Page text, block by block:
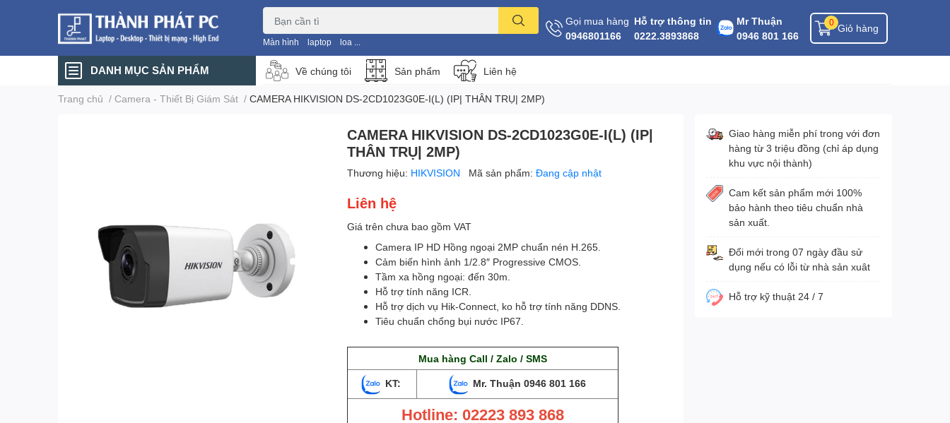
Màn hình laptop loa ...
Gọi mua hàng
0946801166
Hỗ trợ thông tin
0222.3893868
Mr Thuận
0946 801 166
Giỏ hàng
0
DANH MỤC SẢN PHẨM Về chúng tôi Sản phẩm Liên hệ
Trang chủ / Camera - Thiết Bị Giám Sát / CAMERA HIKVISION DS-2CD1023G0E-I(L) (IP| THÂN TRỤ| 2MP)
CAMERA HIKVISION DS-2CD1023G0E-I(L) (IP|
THÂN TRỤ| 2MP)
Thương hiệu: HIKVISION Mã sản phẩm:Đang cập nhật
Liên hệ
Giá trên chưa bao gồm VAT
Camera IP HD Hồng ngoại 2MP chuẩn nén H.265.
Cảm biến hình ảnh 1/2.8″ Progressive CMOS.
Tầm xa hồng ngoại: đến 30m.
Hỗ trợ tính năng ICR.
Hỗ trợ dịch vụ Hik-Connect, ko hỗ trợ tính năng DDNS.
Tiêu chuẩn chống bụi nước IP67.
Mua hàng Call / Zalo / SMS
KT: Mr. Thuận0946 801 166
Hotline: 02223 893 868
Giao hàng miễn phí trong với đơn
hàng từ 3 triệu đồng (chỉ áp dụng
khu vực nội thành)
Cam kết sản phẩm mới 100%
bảo hành theo tiêu chuẩn nhà
sản xuất.
Đổi mới trong 07 ngày đầu sử
dụng nếu có lỗi từ nhà sản xuât
Hỗ trợ kỹ thuật 24 / 7